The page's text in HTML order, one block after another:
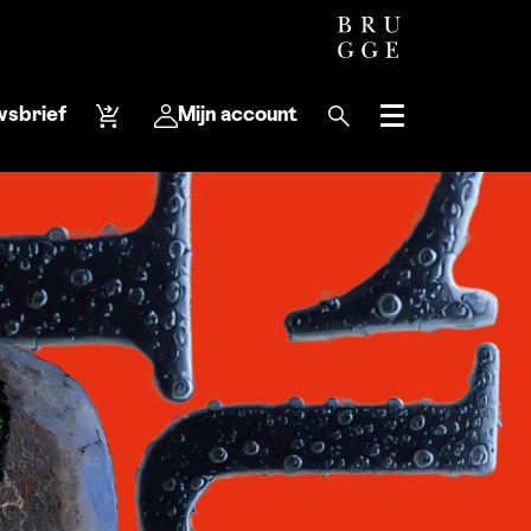
Mijn account Menu